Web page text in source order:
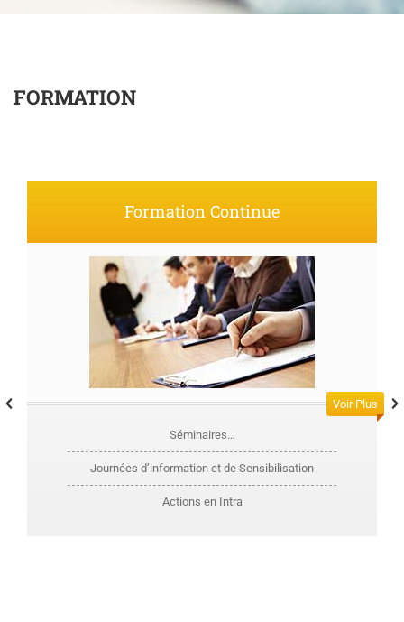
FORMATION
Formation Continue
Voir Plus
Séminaires…
Journées d’information et de Sensibilisation
Actions en Intra